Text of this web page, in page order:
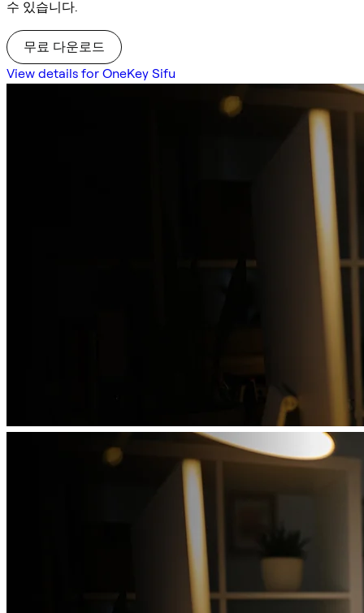
수 있습니다.
무료 다운로드
View details for OneKey Sifu